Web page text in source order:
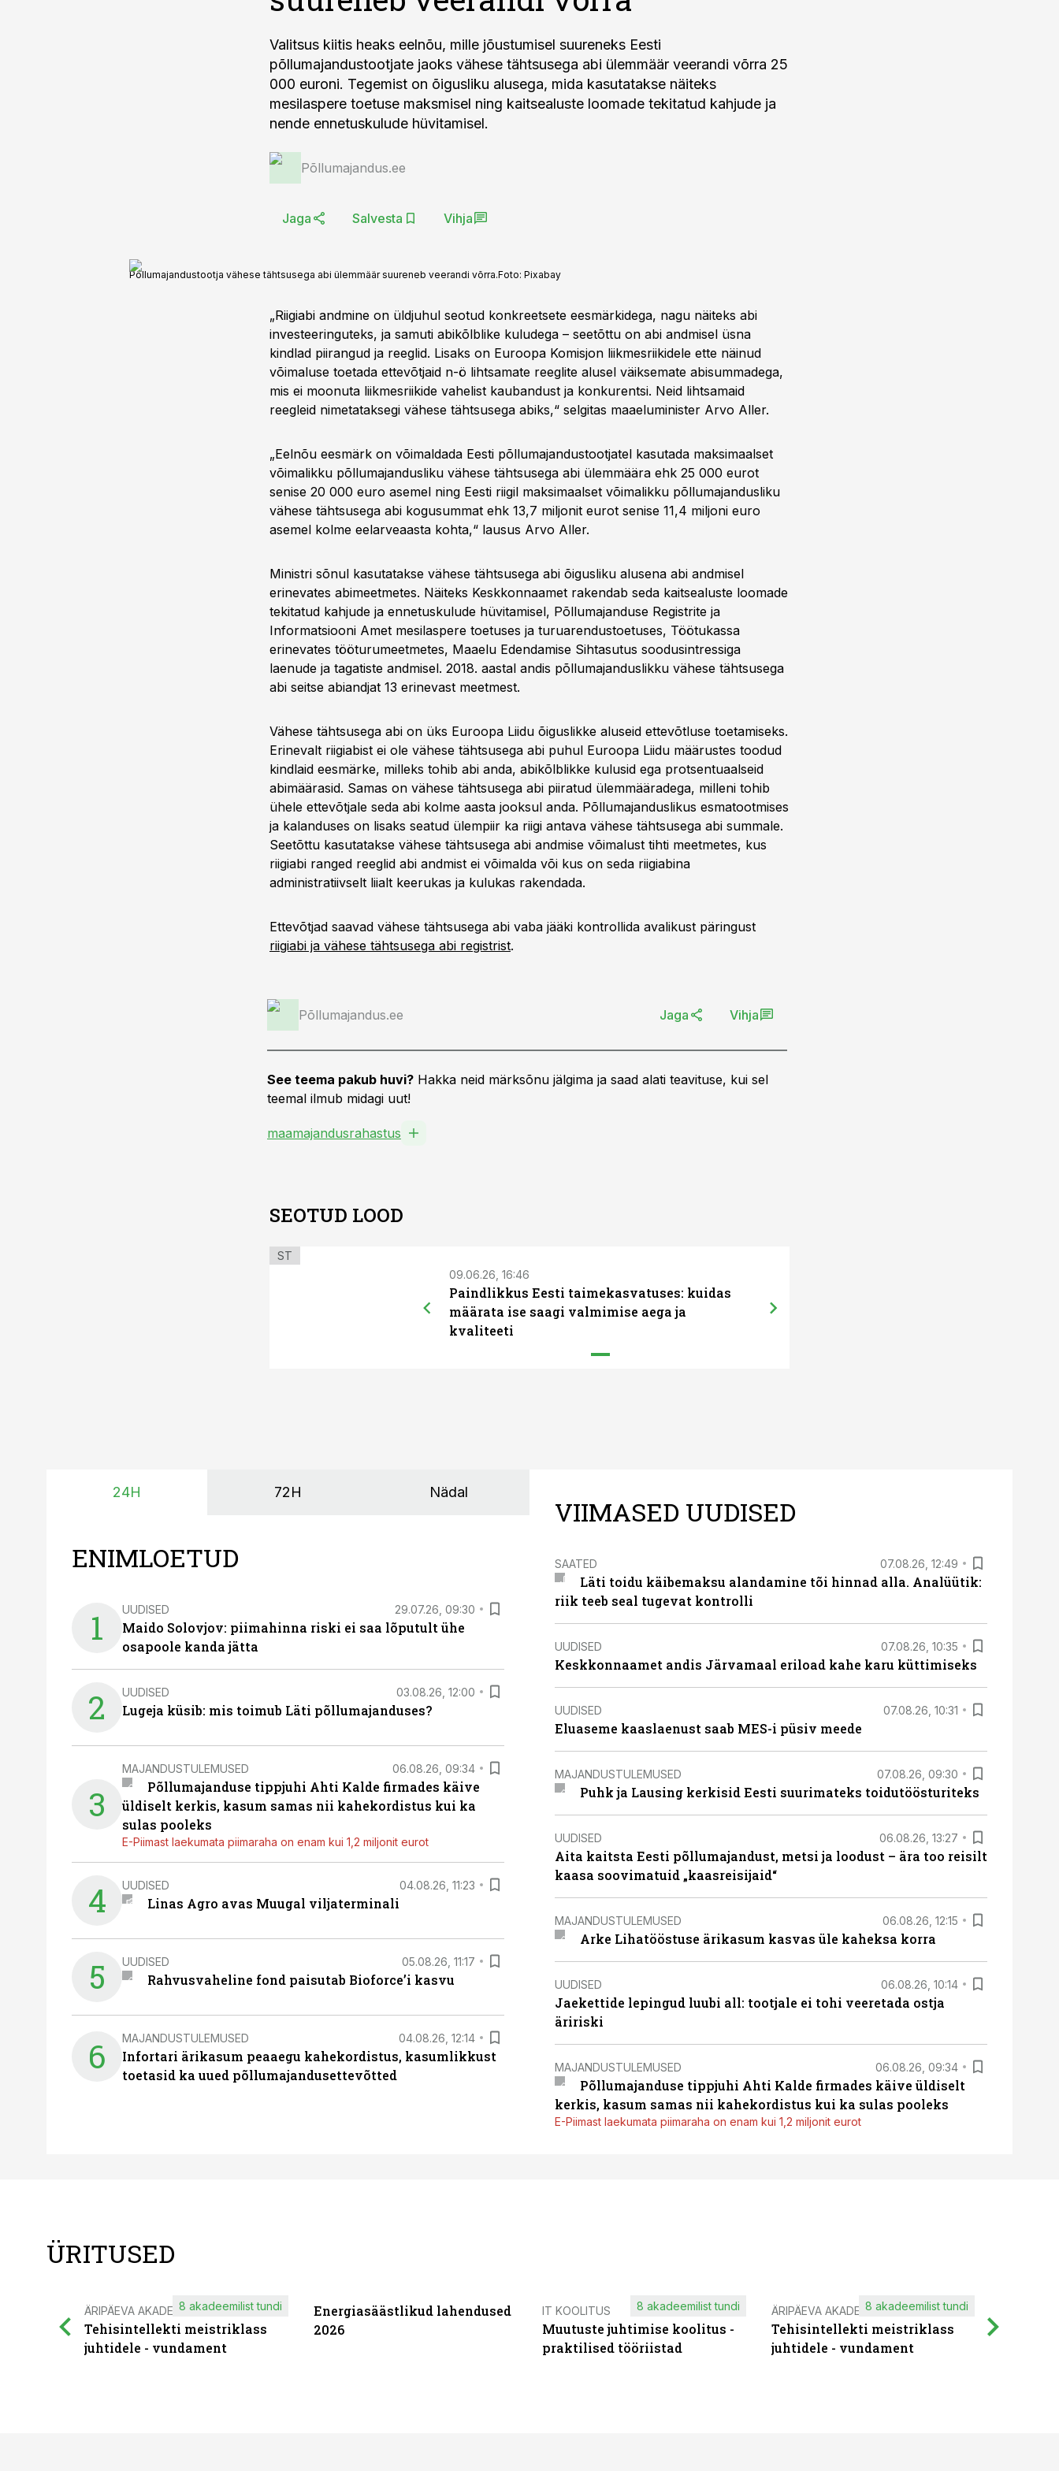
Valitsus kiitis heaks eelnõu, mille jõustumisel suureneks Eesti
põllumajandustootjate jaoks vähese tähtsusega abi ülemmäär veerandi võrra 25
000 euroni. Tegemist on õigusliku alusega, mida kasutatakse näiteks
mesilaspere toetuse maksmisel ning kaitsealuste loomade tekitatud kahjude ja
nende ennetuskulude hüvitamisel.
Põllumajandus.ee
Jaga Salvesta Vihja
Põllumajandustootja vähese tähtsusega abi ülemmäär suureneb veerandi võrra.Foto: Pixabay
„Riigiabi andmine on üldjuhul seotud konkreetsete eesmärkidega, nagu näiteks abi
investeeringuteks, ja samuti abikõlblike kuludega – seetõttu on abi andmisel üsna
kindlad piirangud ja reeglid. Lisaks on Euroopa Komisjon liikmesriikidele ette näinud
võimaluse toetada ettevõtjaid n-ö lihtsamate reeglite alusel väiksemate abisummadega,
mis ei moonuta liikmesriikide vahelist kaubandust ja konkurentsi. Neid lihtsamaid
reegleid nimetataksegi vähese tähtsusega abiks,“ selgitas maaeluminister Arvo Aller.
„Eelnõu eesmärk on võimaldada Eesti põllumajandustootjatel kasutada maksimaalset
võimalikku põllumajandusliku vähese tähtsusega abi ülemmäära ehk 25 000 eurot
senise 20 000 euro asemel ning Eesti riigil maksimaalset võimalikku põllumajandusliku
vähese tähtsusega abi kogusummat ehk 13,7 miljonit eurot senise 11,4 miljoni euro
asemel kolme eelarveaasta kohta,“ lausus Arvo Aller.
Ministri sõnul kasutatakse vähese tähtsusega abi õigusliku alusena abi andmisel
erinevates abimeetmetes. Näiteks Keskkonnaamet rakendab seda kaitsealuste loomade
tekitatud kahjude ja ennetuskulude hüvitamisel, Põllumajanduse Registrite ja
Informatsiooni Amet mesilaspere toetuses ja turuarendustoetuses, Töötukassa
erinevates tööturumeetmetes, Maaelu Edendamise Sihtasutus soodusintressiga
laenude ja tagatiste andmisel. 2018. aastal andis põllumajanduslikku vähese tähtsusega
abi seitse abiandjat 13 erinevast meetmest.
Vähese tähtsusega abi on üks Euroopa Liidu õiguslikke aluseid ettevõtluse toetamiseks.
Erinevalt riigiabist ei ole vähese tähtsusega abi puhul Euroopa Liidu määrustes toodud
kindlaid eesmärke, milleks tohib abi anda, abikõlblikke kulusid ega protsentuaalseid
abimäärasid. Samas on vähese tähtsusega abi piiratud ülemmääradega, milleni tohib
ühele ettevõtjale seda abi kolme aasta jooksul anda. Põllumajanduslikus esmatootmises
ja kalanduses on lisaks seatud ülempiir ka riigi antava vähese tähtsusega abi summale.
Seetõttu kasutatakse vähese tähtsusega abi andmise võimalust tihti meetmetes, kus
riigiabi ranged reeglid abi andmist ei võimalda või kus on seda riigiabina
administratiivselt liialt keerukas ja kulukas rakendada.
Ettevõtjad saavad vähese tähtsusega abi vaba jääki kontrollida avalikust päringust
riigiabi ja vähese tähtsusega abi registrist.
Põllumajandus.ee Jaga Vihja
See teema pakub huvi? Hakka neid märksõnu jälgima ja saad alati teavituse, kui sel
teemal ilmub midagi uut!
maamajandusrahastus
SEOTUD LOOD
ST
09.06.26, 16:46
Paindlikkus Eesti taimekasvatuses: kuidas
määrata ise saagi valmimise aega ja
kvaliteeti
24H 72H Nädal
ENIMLOETUD
1 UUDISED 29.07.26, 09:30
Maido Solovjov: piimahinna riski ei saa lõputult ühe
osapoole kanda jätta
2 UUDISED 03.08.26, 12:00
Lugeja küsib: mis toimub Läti põllumajanduses?
3
MAJANDUSTULEMUSED 06.08.26, 09:34
Põllumajanduse tippjuhi Ahti Kalde firmades käive
üldiselt kerkis, kasum samas nii kahekordistus kui ka
sulas pooleks
E-Piimast laekumata piimaraha on enam kui 1,2 miljonit eurot
4 UUDISED 04.08.26, 11:23
Linas Agro avas Muugal viljaterminali
5 UUDISED 05.08.26, 11:17
Rahvusvaheline fond paisutab Bioforce’i kasvu
6 MAJANDUSTULEMUSED 04.08.26, 12:14
Infortari ärikasum peaaegu kahekordistus, kasumlikkust
toetasid ka uued põllumajandusettevõtted
VIIMASED UUDISED
SAATED 07.08.26, 12:49
Läti toidu käibemaksu alandamine tõi hinnad alla. Analüütik:
riik teeb seal tugevat kontrolli
UUDISED 07.08.26, 10:35
Keskkonnaamet andis Järvamaal eriload kahe karu küttimiseks
UUDISED 07.08.26, 10:31
Eluaseme kaaslaenust saab MES-i püsiv meede
MAJANDUSTULEMUSED 07.08.26, 09:30
Puhk ja Lausing kerkisid Eesti suurimateks toidutöösturiteks
UUDISED 06.08.26, 13:27
Aita kaitsta Eesti põllumajandust, metsi ja loodust – ära too reisilt
kaasa soovimatuid „kaasreisijaid“
MAJANDUSTULEMUSED 06.08.26, 12:15
Arke Lihatööstuse ärikasum kasvas üle kaheksa korra
UUDISED 06.08.26, 10:14
Jaekettide lepingud luubi all: tootjale ei tohi veeretada ostja
äririski
MAJANDUSTULEMUSED 06.08.26, 09:34
Põllumajanduse tippjuhi Ahti Kalde firmades käive üldiselt
kerkis, kasum samas nii kahekordistus kui ka sulas pooleks
E-Piimast laekumata piimaraha on enam kui 1,2 miljonit eurot
ÜRITUSED
ÄRIPÄEVA AKADEEMIA
Tehisintellekti meistriklass
juhtidele - vundament
8 akadeemilist tundi
Energiasäästlikud lahendused
2026
IT KOOLITUS
Muutuste juhtimise koolitus -
praktilised tööriistad
8 akadeemilist tundi ÄRIPÄEVA AKADEEMIA
Tehisintellekti meistriklass
juhtidele - vundament
8 akadeemilist tundi